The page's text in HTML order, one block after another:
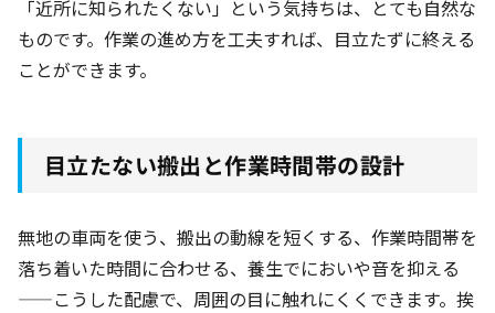
「近所に知られたくない」という気持ちは、とても自然な
ものです。作業の進め方を工夫すれば、目立たずに終える
ことができます。
目立たない搬出と作業時間帯の設計
無地の車両を使う、搬出の動線を短くする、作業時間帯を
落ち着いた時間に合わせる、養生でにおいや音を抑える
——こうした配慮で、周囲の目に触れにくくできます。挨